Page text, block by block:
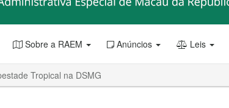
Sobre a RAEM Anúncios Leis
Tropical na DSMG